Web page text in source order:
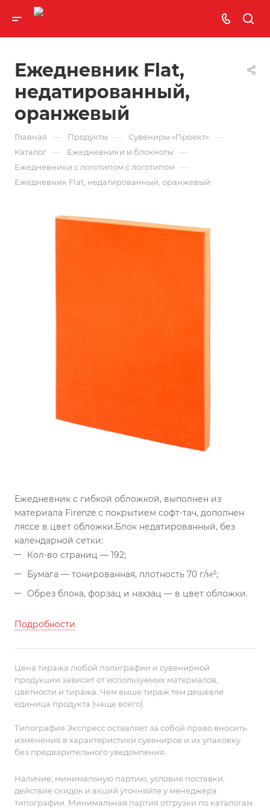
Ежедневник Flat,
недатированный,
оранжевый
Главная — Продукты — Сувениры «Проект» —
Каталог — Ежедневники и блокноты —
Ежедневники с логотипом с логотипом —
Ежедневник Flat, недатированный, оранжевый
Ежедневник с гибкой обложкой, выполнен из
материала Firenze с покрытием софт-тач, дополнен
ляссе в цвет обложки.Блок недатированный, без
календарной сетки:
Кол-во страниц — 192;
Бумага — тонированная, плотность 70 г/м²;
Обрез блока, форзац и нахзац — в цвет обложки.
Подробности
Цена тиража любой полиграфии и сувенирной
продукции зависит от используемых материалов,
цветности и тиража. Чем выше тираж тем дешевле
единица продукта (чаще всего).
Типография Экспресс оставляет за собой право вносить
изменения в характеристики сувениров и их упаковку
без предварительного уведомления.
Наличие, минимальную партию, условия поставки,
действие скидок и акций уточняйте у менеджера
типографии. Минимальная партия отгрузки по каталогам